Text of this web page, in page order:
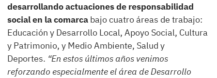
desarrollando actuaciones de responsabilidad
social en la comarca bajo cuatro áreas de trabajo:
Educación y Desarrollo Local, Apoyo Social, Cultura
y Patrimonio, y Medio Ambiente, Salud y
Deportes. “En estos últimos años venimos
reforzando especialmente el área de Desarrollo